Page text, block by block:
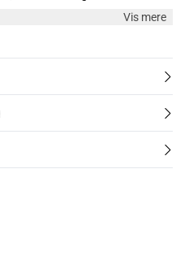
for materialet.
hvilket gør det
ved 30 grader. Må ikke
det bedste resultat og for at
Uld fungerer som en
Vis mere